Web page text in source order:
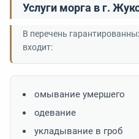
Услуги морга в г.
В перечень
входит:
омывание умершего
одевание
укладывание в гроб